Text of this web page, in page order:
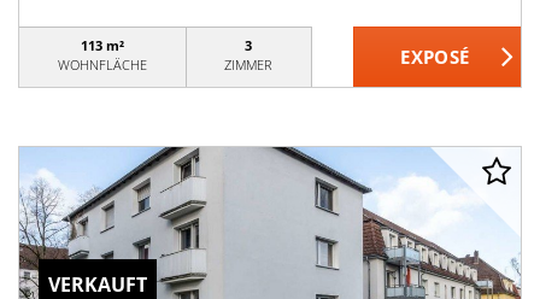
113 m²
WOHNFLÄCHE
3
ZIMMER
VERKAUFT